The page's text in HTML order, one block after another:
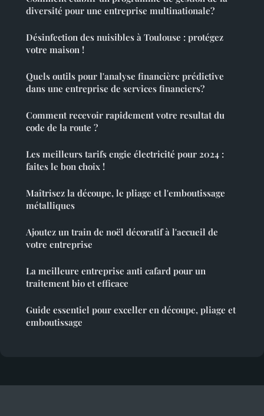
diversité pour une entreprise multinationale?
Désinfection des nuisibles à Toulouse : protégez
votre maison !
Quels outils pour l'analyse financière prédictive
dans une entreprise de services financiers?
Comment recevoir rapidement votre resultat du
code de la route ?
Les meilleurs tarifs engie électricité pour 2024 :
faites le bon choix !
Maîtrisez la découpe, le pliage et l'emboutissage
métalliques
Ajoutez un train de noël décoratif à l'accueil de
votre entreprise
La meilleure entreprise anti cafard pour un
traitement bio et efficace
Guide essentiel pour exceller en découpe, pliage et
emboutissage